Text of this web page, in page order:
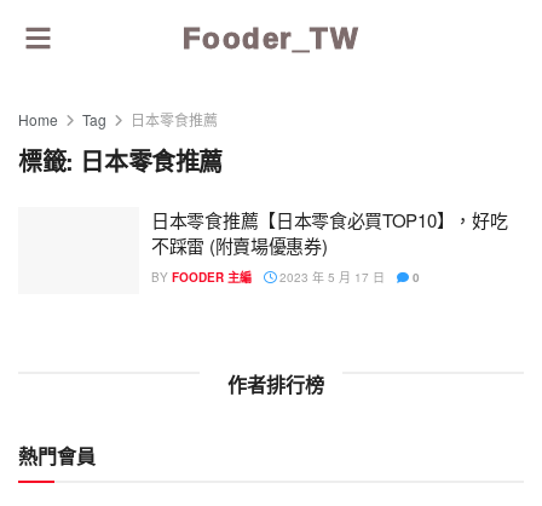
Fooder_TW
Home Tag 日本零食推薦
標籤: 日本零食推薦
日本零食推薦【日本零食必買TOP10】，好吃
不踩雷 (附賣場優惠券)
BY FOODER 主編 2023 年 5 月 17 日 0
作者排行榜
熱門會員